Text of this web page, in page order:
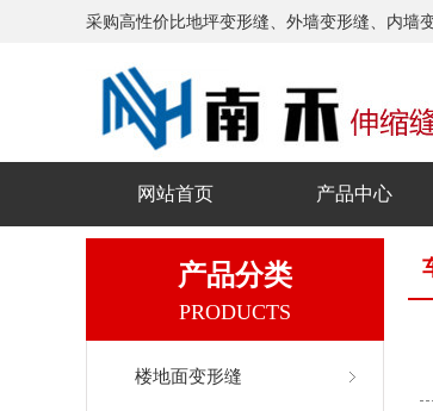
采购高性价比地坪变形缝、外墙变形缝、内墙
网站首页 产品中心
产品分类
PRODUCTS
楼地面变形缝